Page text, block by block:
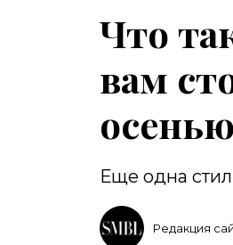
Что
вам
осенью
Еще одна
Редакция